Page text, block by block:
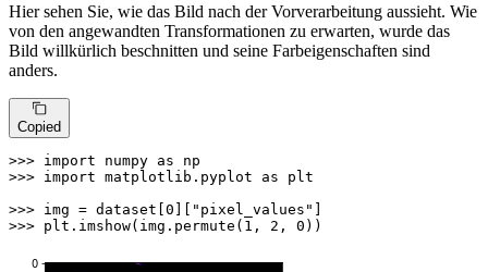
Hier sehen Sie, wie das Bild nach der Vorverarbeitung aussieht. Wie
von den angewandten Transformationen zu erwarten, wurde das
Bild willkürlich beschnitten und seine Farbeigenschaften sind
anders.
Copied
>>> import numpy as
>>> import matplotlib.pyplot as plt
>>> img = dataset[ 0 "pixel_values"
>>> plt.imshow(img.permute( 1 , 2 , 0 ))